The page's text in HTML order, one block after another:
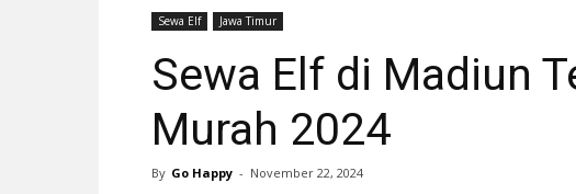
Sewa Elf Jawa Timur
Sewa Elf di Madiun
Murah 2024
By Go Happy - November 22, 2024